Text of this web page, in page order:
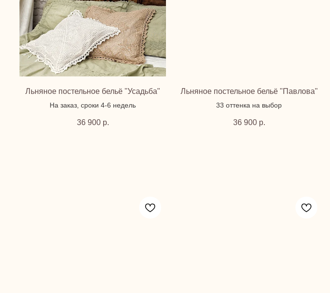
Льняное постельное бельё "Усадьба"
На заказ, сроки 4-6 недель
36 900 р.
Льняное постельное бельё "Павлова"
33 оттенка на выбор
36 900 р.